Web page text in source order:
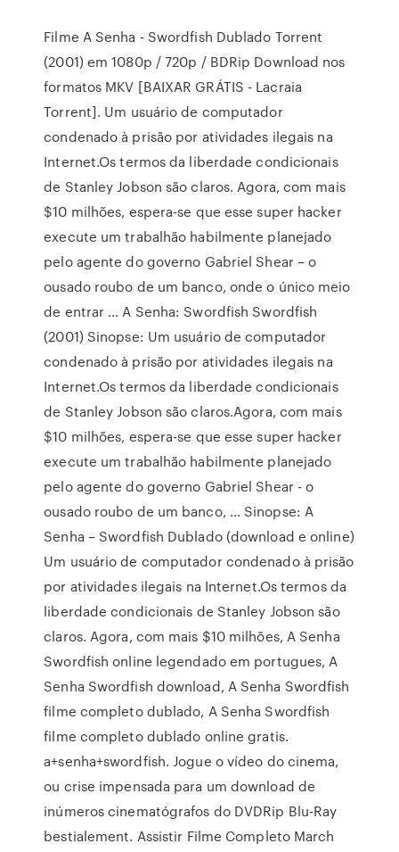
Filme A Senha - Swordfish Dublado Torrent
(2001) em 1080p / 720p / BDRip Download nos
formatos MKV [BAIXAR GRÁTIS - Lacraia
Torrent]. Um usuário de computador
condenado à prisão por atividades ilegais na
Internet.Os termos da liberdade condicionais
de Stanley Jobson são claros. Agora, com mais
$10 milhões, espera-se que esse super hacker
execute um trabalhão habilmente planejado
pelo agente do governo Gabriel Shear – o
ousado roubo de um banco, onde o único meio
de entrar … A Senha: Swordfish Swordfish
(2001) Sinopse: Um usuário de computador
condenado à prisão por atividades ilegais na
Internet.Os termos da liberdade condicionais
de Stanley Jobson são claros.Agora, com mais
$10 milhões, espera-se que esse super hacker
execute um trabalhão habilmente planejado
pelo agente do governo Gabriel Shear - o
ousado roubo de um banco, … Sinopse: A
Senha – Swordfish Dublado (download e online)
Um usuário de computador condenado à prisão
por atividades ilegais na Internet.Os termos da
liberdade condicionais de Stanley Jobson são
claros. Agora, com mais $10 milhões, A Senha
Swordfish online legendado em portugues, A
Senha Swordfish download, A Senha Swordfish
filme completo dublado, A Senha Swordfish
filme completo dublado online gratis.
a+senha+swordfish. Jogue o vídeo do cinema,
ou crise impensada para um download de
inúmeros cinematógrafos do DVDRip Blu-Ray
bestialement. Assistir Filme Completo March